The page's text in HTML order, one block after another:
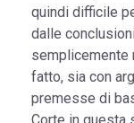
quindi difficile
dalle
semplicemente
fatto, sia con
premesse di
Corte in questa